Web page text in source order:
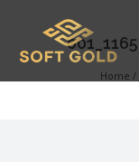
001_1165
Home /